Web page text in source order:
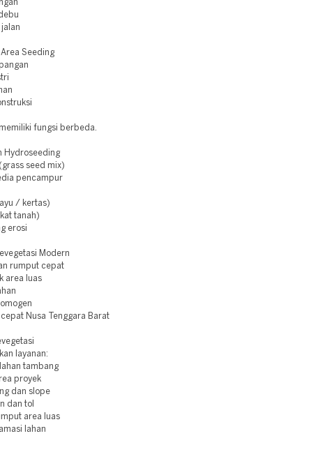
Seeding
fungsi berbeda.
Hydroseeding
seed mix)
pencampur
/ kertas)
tanah)
erosi
Modern
rumput cepat
area luas
Nusa Tenggara Barat
layanan:
tambang
proyek
dan slope
dan tol
area luas
lahan